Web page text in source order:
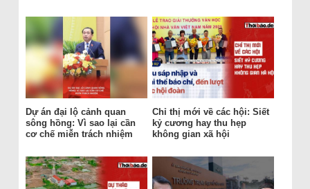
Dự án đại lộ cảnh quan
sông hồng: Vì sao lại cần
cơ chế miễn trách nhiệm
Chỉ thị mới về các hội: Siết
kỷ cương hay thu hẹp
không gian xã hội